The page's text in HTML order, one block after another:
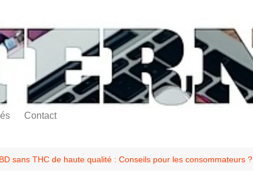
Contact
sans THC de haute qualité : Conseils pour les consommateurs ?